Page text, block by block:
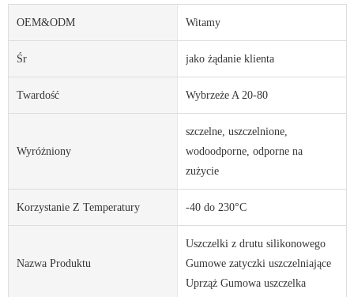
OEM&ODM Witamy
Śr jako żądanie klienta
Twardość Wybrzeże A 20-80
Wyróżniony
szczelne, uszczelnione,
wodoodporne, odporne na
zużycie
Korzystanie Z Temperatury -40 do 230°C
Nazwa Produktu
Uszczelki z drutu silikonowego
Gumowe zatyczki uszczelniające
Uprząż Gumowa uszczelka